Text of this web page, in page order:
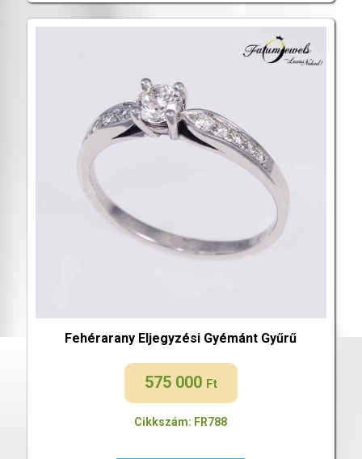
Fehérarany Eljegyzési Gyémánt Gyűrű
575 000 Ft
Cikkszám: FR788